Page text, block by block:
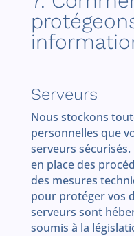
Serveurs
Nous stockons
personnelles que
serveurs
en place des
des mesures
pour protéger vos
serveurs sont
soumis à la